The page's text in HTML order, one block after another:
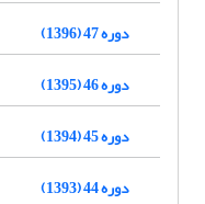
دوره 47 (1396)
دوره 46 (1395)
دوره 45 (1394)
دوره 44 (1393)